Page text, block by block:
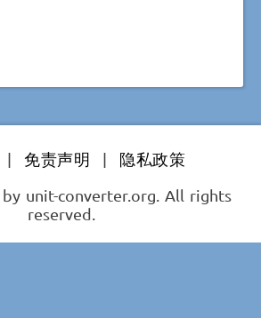
| 免责声明 |
隐私政策
unit-converter.org. All rights
reserved.